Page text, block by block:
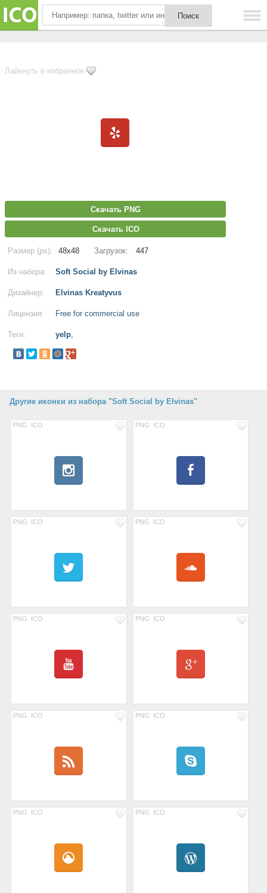
Лайкнуть в избранное
Скачать PNG
Скачать ICO
Размер (px): 48x48 Загрузок: 447
Из набора: Soft Social by Elvinas
Дизайнер: Elvinas Kreatyvus
Лицензия: Free for commercial use
Теги: yelp,
Другие иконки из набора "Soft Social by Elvinas"
PNG ICO PNG ICO
PNG ICO PNG ICO
PNG ICO PNG ICO
PNG ICO PNG ICO
PNG ICO PNG ICO